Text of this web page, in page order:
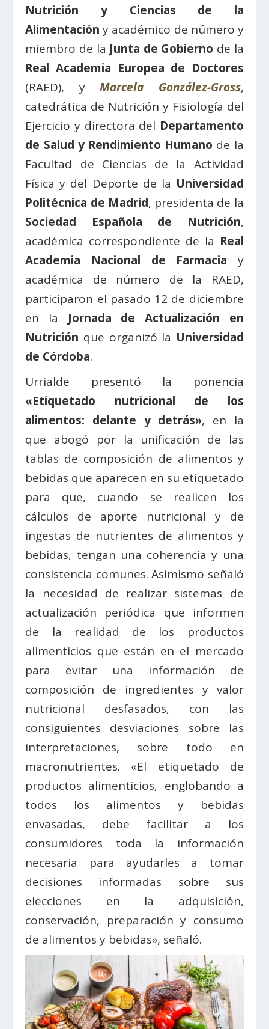
Nutrición y Ciencias de la
Alimentación y académico de número y
miembro de la Junta de Gobierno de la
Real Academia Europea de Doctores
(RAED), yMarcela González-Gross,
catedrática de Nutrición y Fisiología del
Ejercicio y directora del Departamento
de Salud y Rendimiento Humano de la
Facultad de Ciencias de la Actividad
Física y del Deporte de la Universidad
Politécnica de Madrid, presidenta de la
Sociedad Española de Nutrición,
académica correspondiente de la Real
Academia Nacional de Farmacia y
académica de número de la RAED,
participaron el pasado 12 de diciembre
en la Jornada de Actualización en
Nutrición que organizó la Universidad
de Córdoba.
Urrialde presentó la ponencia
«Etiquetado nutricional de los
alimentos: delante y detrás», en la
que abogó por la unificación de las
tablas de composición de alimentos y
bebidas que aparecen en su etiquetado
para que, cuando se realicen los
cálculos de aporte nutricional y de
ingestas de nutrientes de alimentos y
bebidas, tengan una coherencia y una
consistencia comunes. Asimismo señaló
la necesidad de realizar sistemas de
actualización periódica que informen
de la realidad de los productos
alimenticios que están en el mercado
para evitar una información de
composición de ingredientes y valor
nutricional desfasados, con las
consiguientes desviaciones sobre las
interpretaciones, sobre todo en
macronutrientes. «El etiquetado de
productos alimenticios, englobando a
todos los alimentos y bebidas
envasadas, debe facilitar a los
consumidores toda la información
necesaria para ayudarles a tomar
decisiones informadas sobre sus
elecciones en la adquisición,
conservación, preparación y consumo
de alimentos y bebidas», señaló.